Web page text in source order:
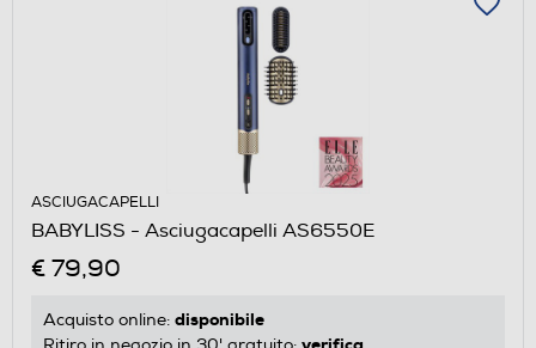
ASCIUGACAPELLI
BABYLISS - Asciugacapelli AS6550E
€ 79,90
Acquisto online: disponibile